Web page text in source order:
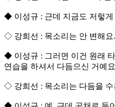
◆ 이성규 : 근데 지금도 저렇
◇ 강희선 : 목소리는 안 변해요.
◆ 이성규 : 그러면 이건 원래
연습을 하셔서 다듬으신 거예
◇ 강희선 : 목소리는 다듬을